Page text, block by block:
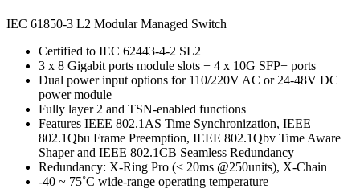
IEC 61850-3 L2 Modular Managed Switch
Certified to IEC 62443-4-2 SL2
3 x 8 Gigabit ports module slots + 4 x 10G SFP+ ports
Dual power input options for 110/220V AC or 24-48V DC
power module
Fully layer 2 and TSN-enabled functions
Features IEEE 802.1AS Time Synchronization, IEEE
802.1Qbu Frame Preemption, IEEE 802.1Qbv Time Aware
Shaper and IEEE 802.1CB Seamless Redundancy
Redundancy: X-Ring Pro (< 20ms @250units), X-Chain
-40 ~ 75˚C wide-range operating temperature